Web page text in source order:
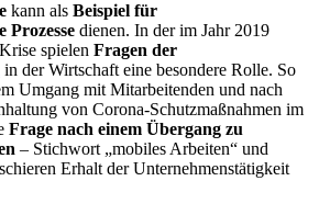
kann als Beispiel für
Prozesse dienen. In der im Jahr 2019
spielen Fragen der
in der Wirtschaft eine besondere Rolle. So
Umgang mit Mitarbeitenden und nach
von Corona-Schutzmaßnahmen im
Frage nach einem Übergang zu
– Stichwort „mobiles Arbeiten“ und
Erhalt der Unternehmenstätigkeit